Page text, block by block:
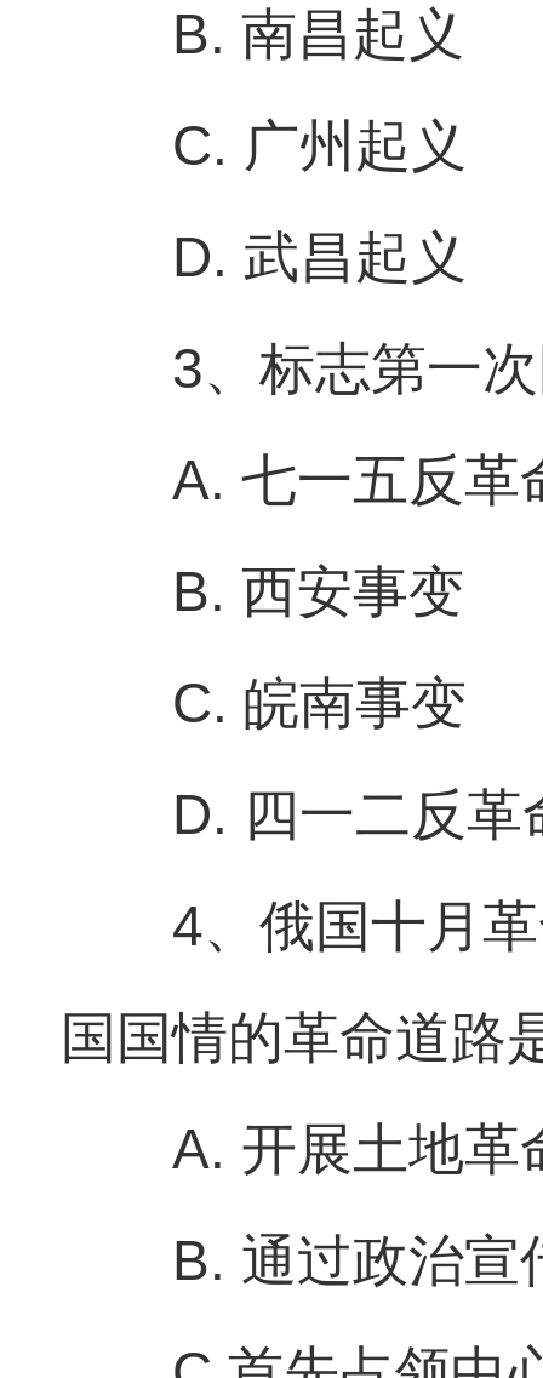
B. 南昌起义
C. 广州起义
D. 武昌起义
3、标志第一
A. 七一五反
B. 西安事变
C. 皖南事变
D. 四一二反
4、俄国十月
国国情的革命道路
A. 开展土地革
B. 通过政治宣